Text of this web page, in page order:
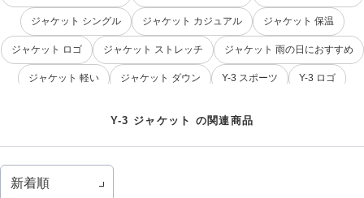
ジャケット シングル ジャケット カジュアル ジャケット 保温
ジャケット ロゴ ジャケット ストレッチ ジャケット 雨の日におすすめ
ジャケット 軽い ジャケット ダウン Y-3 スポーツ Y-3 ロゴ
Y-3 ジャケット の関連商品